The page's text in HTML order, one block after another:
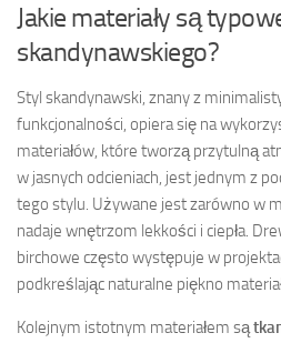
Jakie materiały są
skandynawskiego?
Styl skandynawski, znany z
funkcjonalności, opiera się na
materiałów, które tworzą przytulną
w jasnych odcieniach, jest jednym z
tego stylu. Używane jest zarówno w
nadaje wnętrzom lekkości i ciepła.
birchowe często występuje w
podkreślając naturalne piękno
Kolejnym istotnym materiałem są